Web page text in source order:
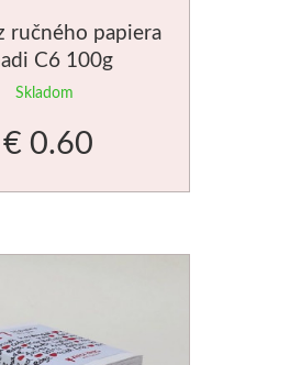
ručného papiera
C6 100g
Skladom
€ 0.60